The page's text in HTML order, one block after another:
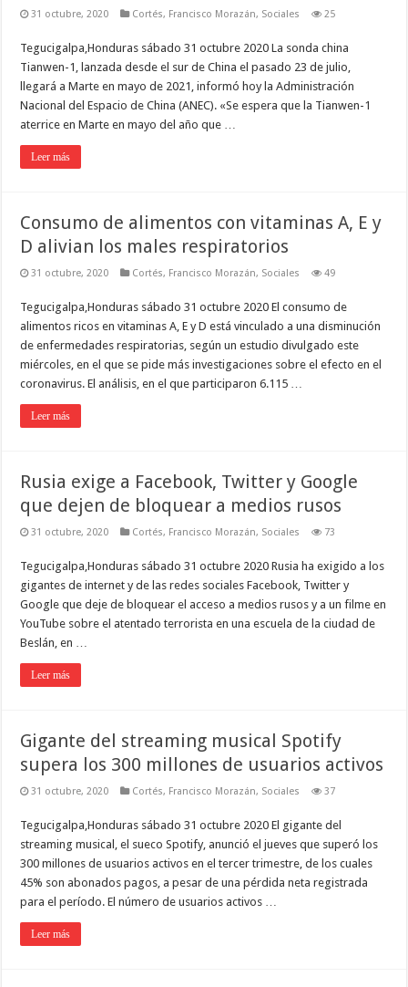
31 octubre, 2020 Cortés, Francisco Morazán, Sociales 25
Tegucigalpa,Honduras sábado 31 octubre 2020 La sonda china
Tianwen-1, lanzada desde el sur de China el pasado 23 de julio,
llegará a Marte en mayo de 2021, informó hoy la Administración
Nacional del Espacio de China (ANEC). «Se espera que la Tianwen-1
aterrice en Marte en mayo del año que …
Leer más
Consumo de alimentos con vitaminas A, E y
D alivian los males respiratorios
31 octubre, 2020 Cortés, Francisco Morazán, Sociales 49
Tegucigalpa,Honduras sábado 31 octubre 2020 El consumo de
alimentos ricos en vitaminas A, E y D está vinculado a una disminución
de enfermedades respiratorias, según un estudio divulgado este
miércoles, en el que se pide más investigaciones sobre el efecto en el
coronavirus. El análisis, en el que participaron 6.115 …
Leer más
Rusia exige a Facebook, Twitter y Google
que dejen de bloquear a medios rusos
31 octubre, 2020 Cortés, Francisco Morazán, Sociales 73
Tegucigalpa,Honduras sábado 31 octubre 2020 Rusia ha exigido a los
gigantes de internet y de las redes sociales Facebook, Twitter y
Google que deje de bloquear el acceso a medios rusos y a un filme en
YouTube sobre el atentado terrorista en una escuela de la ciudad de
Beslán, en …
Leer más
Gigante del streaming musical Spotify
supera los 300 millones de usuarios activos
31 octubre, 2020 Cortés, Francisco Morazán, Sociales 37
Tegucigalpa,Honduras sábado 31 octubre 2020 El gigante del
streaming musical, el sueco Spotify, anunció el jueves que superó los
300 millones de usuarios activos en el tercer trimestre, de los cuales
45% son abonados pagos, a pesar de una pérdida neta registrada
para el período. El número de usuarios activos …
Leer más